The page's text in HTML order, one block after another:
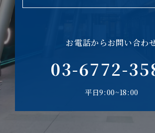
お電話からお問い合わ
03-6772-
平日9:00~18:00